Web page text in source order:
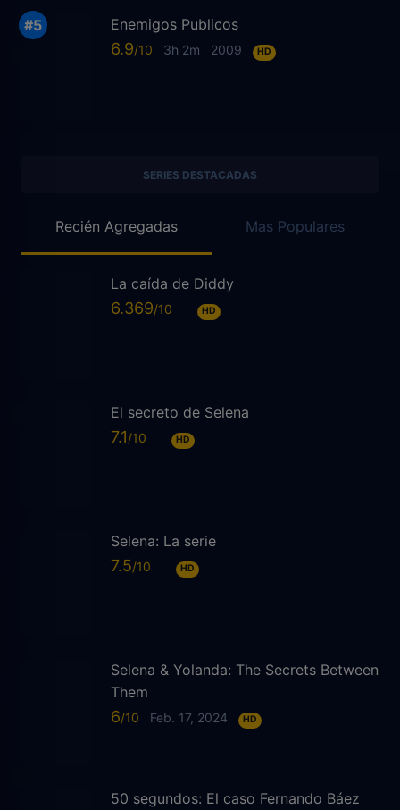
Enemigos Publicos
6.9 3h 2m 2009 HD
SERIES DESTACADAS
Recién Agregadas Mas Populares
La caída de Diddy
6.369 HD
El secreto de Selena
7.1 HD
Selena: La serie
7.5 HD
Selena & Yolanda: The Secrets Between
Them
6 Feb. 17, 2024 HD
50 segundos: El caso Fernando Báez